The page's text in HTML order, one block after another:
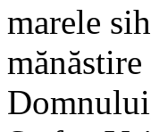
marele